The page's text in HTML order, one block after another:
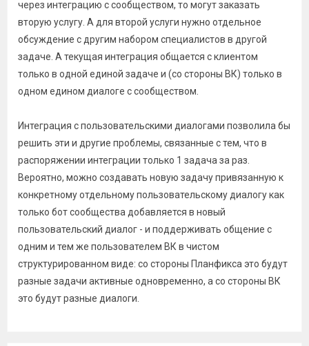
через интеграцию с сообществом, то могут заказать
вторую услугу. А для второй услуги нужно отдельное
обсуждение с другим набором специалистов в другой
задаче. А текущая интеграция общается с клиентом
только в одной единой задаче и (со стороны ВК) только в
одном едином диалоге с сообществом.
Интеграция с пользовательскими диалогами позволила бы
решить эти и другие проблемы, связанные с тем, что в
распоряжении интеграции только 1 задача за раз.
Вероятно, можно создавать новую задачу привязанную к
конкретному отдельному пользовательскому диалогу как
только бот сообщества добавляется в новый
пользовательский диалог - и поддерживать общение с
одним и тем же пользователем ВК в чистом
структурированном виде: со стороны Планфикса это будут
разные задачи активные одновременно, а со стороны ВК
это будут разные диалоги.